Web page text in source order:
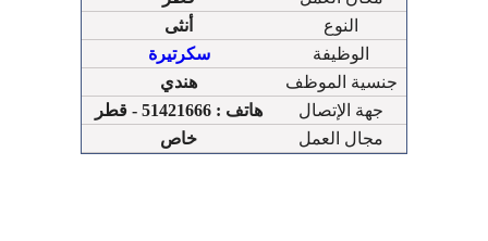
أنثى
النوع
سكرتيرة
الوظيفة
هندي
جنسية الموظف
هاتف : 51421666 - قطر
جهة الإتصال
خاص
مجال العمل